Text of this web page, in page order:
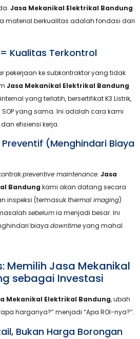
Jasa Mekanikal Elektrikal Bandung
material berkualitas adalah fondasi dari
Kualitas Terkontrol
pekerjaan ke subkontraktor yang tidak
Jasa Mekanikal Elektrikal Bandung
yang terlatih, bersertifikat K3 Listrik,
yang sama. Ini adalah cara kami
efisiensi kerja.
(Menghindari Biaya
preventive maintenance. Jasa
Bandung kami akan datang secara
inspeksi (termasukthermal imaging)
sebelumia menjadi besar. Ini
biaya downtimeyang mahal.
Memilih Jasa Mekanikal
sebagai Investasi
Mekanikal Elektrikal Bandung, ubah
harganya?” menjadi “Apa ROI-nya?”.
Bukan Harga Borongan